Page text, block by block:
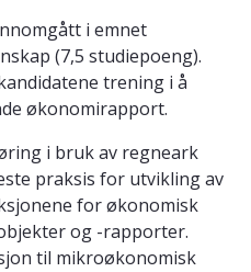
i emnet
(7,5 studiepoeng).
trening i å
økonomirapport.
i bruk av regneark
praksis for utvikling av
for økonomisk
og -rapporter.
til mikroøkonomisk